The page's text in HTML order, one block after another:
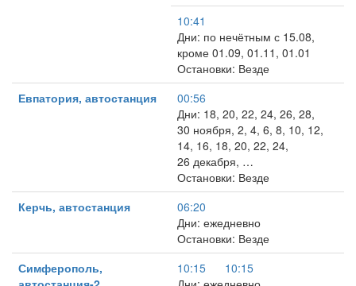
10:41
Дни: по нечётным с 15.08,
кроме 01.09, 01.11, 01.01
Остановки: Везде
Евпатория, автостанция
00:56
Дни: 18, 20, 22, 24, 26, 28,
30 ноября, 2, 4, 6, 8, 10, 12,
14, 16, 18, 20, 22, 24,
26 декабря, …
Остановки: Везде
Керчь, автостанция
06:20
Дни: ежедневно
Остановки: Везде
Симферополь,
10:15
10:15